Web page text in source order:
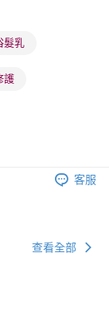
髮乳
護
客服
查看全部